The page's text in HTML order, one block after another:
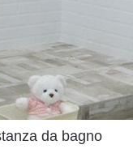
da bagno